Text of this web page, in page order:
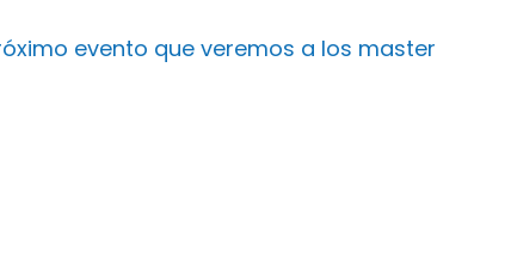
evento que veremos a los master